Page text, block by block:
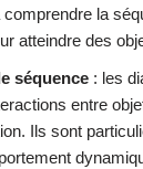
la
atteindre des
séquence : les
entre
Ils sont